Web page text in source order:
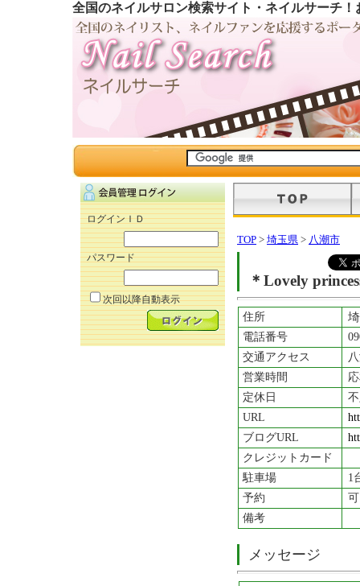
全国のネイルサロン検索サイト・ネイルサーチ
ログインＩＤ
パスワード
次回以降自動表示
TOP > 埼玉県 > 八潮市
＊Lovely
住所
電話番号
交通アクセス
営業時間
定休日
URL
ブログURL
クレジットカード
駐車場
1
予約
可
備考
メッセージ